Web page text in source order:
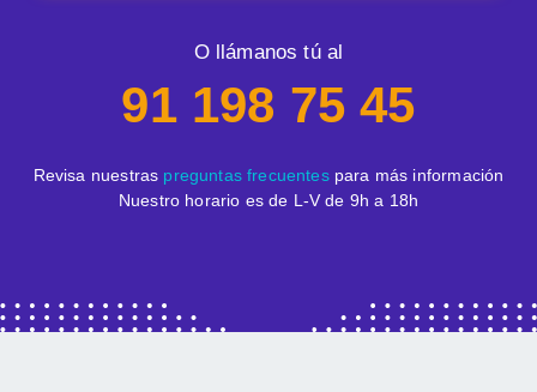
O llámanos tú al
91 198 75 45
Revisa nuestras preguntas frecuentespara más información
Nuestro horario es de L-V de 9h a 18h